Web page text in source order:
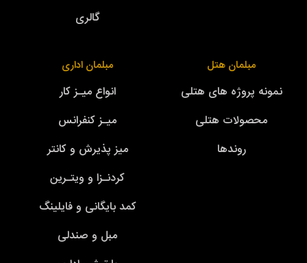
گالری
مبلمان هتل
نمونه پروژه های هتلی
محصولات هتلی
روندها
مبلمان اداری
انواع میـز کار
میـز کنفرانس
میز پذیرش و کانتر
کردنـزا و ویتـرین
کمد بایگانی و فایلینگ
مبل و صندلی